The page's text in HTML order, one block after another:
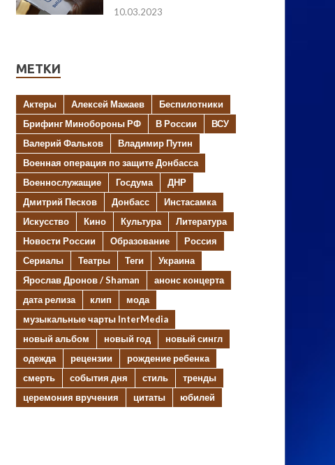
10.03.2023
МЕТКИ
Актеры Алексей Мажаев
Беспилотники
Брифинг Минобороны РФ
В России
ВСУ
Валерий Фальков
Владимир Путин
Военная операция по защите Донбасса
Военнослужащие
Госдума
ДНР
Дмитрий Песков
Донбасс
Инстасамка
Искусство
Кино Культура
Литература
Новости России
Образование
Россия
Сериалы
Театры Теги
Украина
Ярослав Дронов / Shaman
анонс концерта
дата релиза
клип
мода
музыкальные чарты InterMedia
новый альбом
новый год
новый сингл
одежда
рецензии
рождение ребенка
смерть
события дня стиль
тренды
церемония вручения
цитаты юбилей